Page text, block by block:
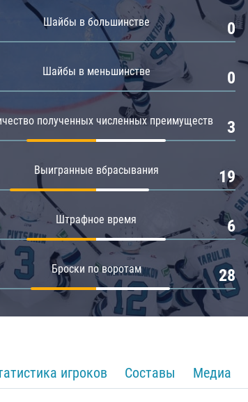
Шайбы в большинстве 0
Шайбы в меньшинстве 0
полученных численных преимуществ 3
Выигранные вбрасывания 19
Штрафное время 6
Броски по воротам 28
игроков Составы Медиа